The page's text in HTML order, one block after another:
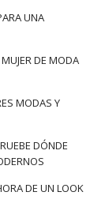
UNA
DE MODA
MODAS Y
DÓNDE
DE UN LOOK